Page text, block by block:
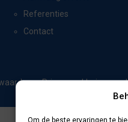
Om de beste ervaringen te
Referenties
Contact
Privacyverklaring